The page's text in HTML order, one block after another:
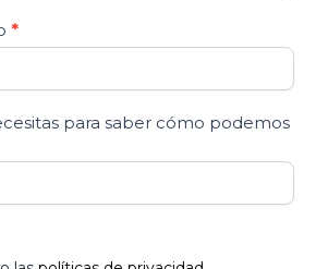
*
para saber cómo podemos